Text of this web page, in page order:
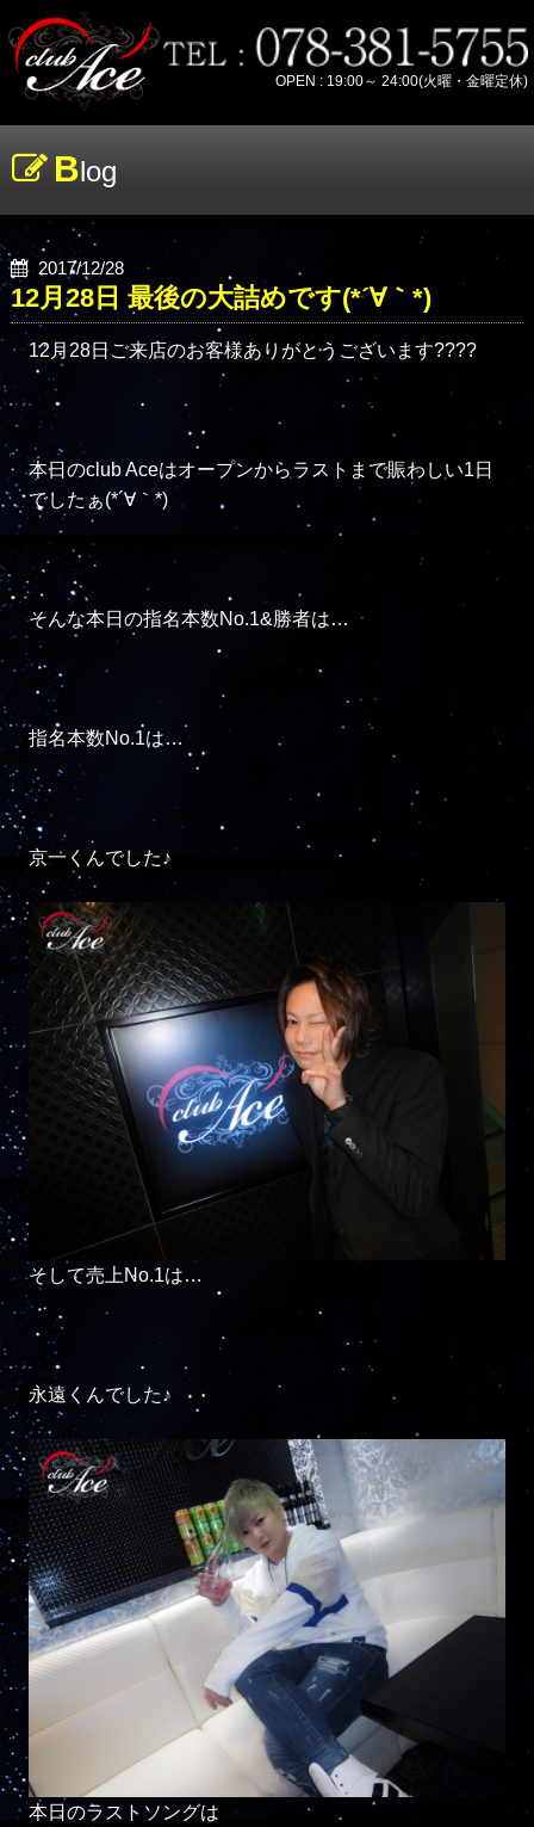
OPEN : 19:00～ 24:00(火曜・金曜定休)
Blog
2017/12/28
12月28日 最後の大詰めです(*´∀｀*)
12月28日ご来店のお客様ありがとうございます????
本日のclub Aceはオープンからラストまで賑わしい1日
でしたぁ(*´∀｀*)
そんな本日の指名本数No.1&勝者は…
指名本数No.1は…
京一くんでした♪
そして売上No.1は…
永遠くんでした♪
本日のラストソングは